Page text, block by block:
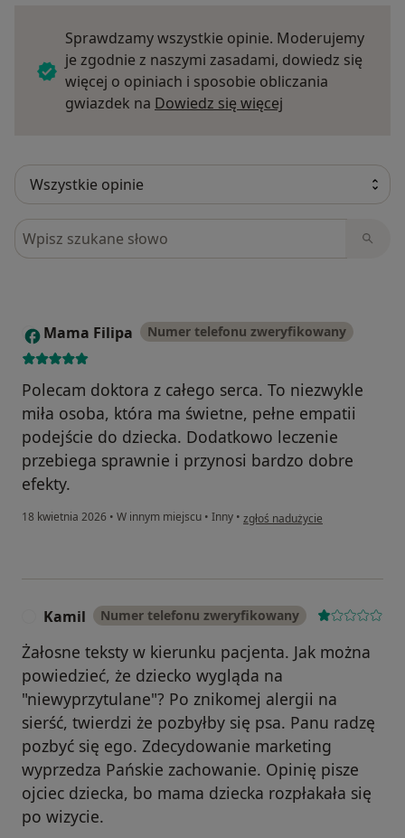
Sprawdzamy wszystkie opinie. Moderujemy
je zgodnie z naszymi zasadami, dowiedz się
więcej o opiniach i sposobie obliczania
gwiazdek na Dowiedz się więcej
Szukaj w opiniach
M Mama Filipa Numer telefonu zweryfikowany
Polecam doktora z całego serca. To niezwykle
miła osoba, która ma świetne, pełne empatii
podejście do dziecka. Dodatkowo leczenie
przebiega sprawnie i przynosi bardzo dobre
efekty.
18 kwietnia 2026 • W innym miejscu • Inny • w opinii użytkownika Mama
zgłoś nadużycie
Kamil Numer telefonu zweryfikowany
Żałosne teksty w kierunku pacjenta. Jak można
powiedzieć, że dziecko wygląda na
"niewyprzytulane"? Po znikomej alergii na
sierść, twierdzi że pozbyłby się psa. Panu radzę
pozbyć się ego. Zdecydowanie marketing
wyprzedza Pańskie zachowanie. Opinię pisze
ojciec dziecka, bo mama dziecka rozpłakała się
po wizycie.